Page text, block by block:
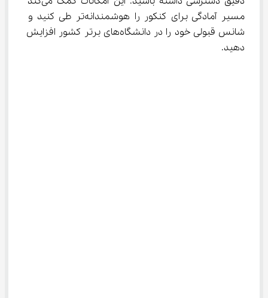
مسیر آمادگی برای کنکور را هوشمندانه‌تر طی کنید و
شانس قبولی خود را در دانشگاه‌های برتر کشور افزایش
دهید.